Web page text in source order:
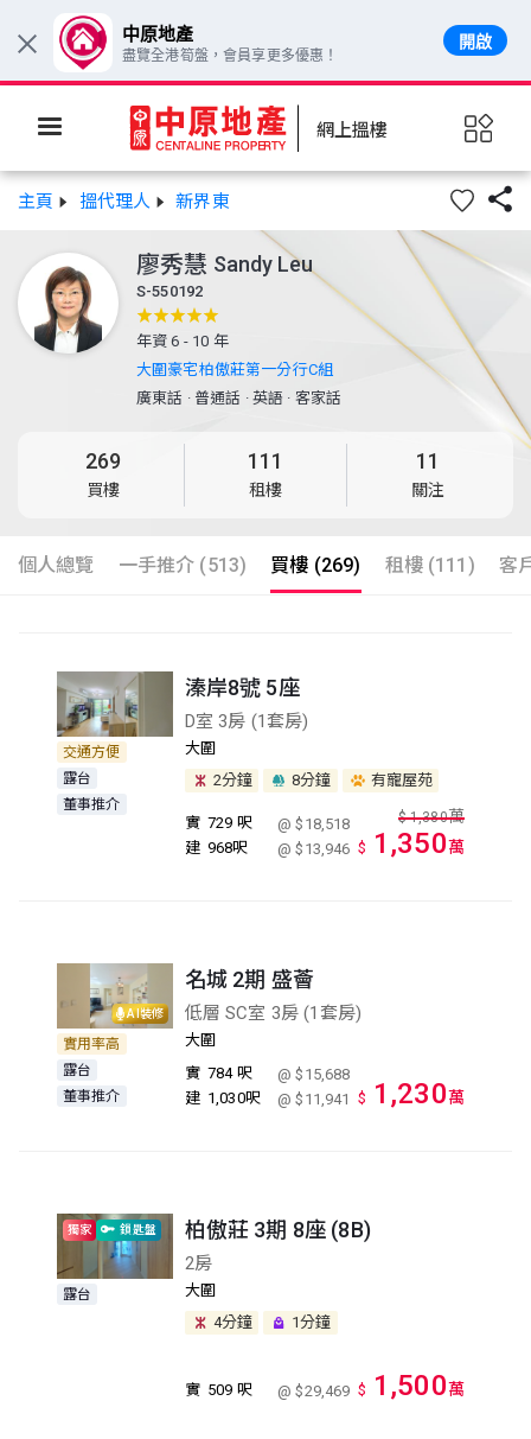
網上搵樓
主頁 搵代理人 新界東 
廖秀慧 Sandy Leu
S-550192
年資 6 - 10 年
大圍豪宅柏傲莊第一分行C組
廣東話 ·普通話 ·英語 · 客家話
269
買樓
111
租樓
11
關注
個人總覽 一手推介 (513) 買樓 (269) 租樓 (111) 客
交通方便
露台
董事推介
溱岸8號 5座
D室 3房 (1套房)
大圍
2分鐘
8分鐘 有寵屋苑
實 729 呎
@ $18,518
建 968呎 @ $13,946
$ 1,380萬
$ 1,350萬
AI裝修
實用率高
露台
董事推介
名城 2期 盛薈
低層 SC室 3房 (1套房)
大圍
實 784 呎
@ $15,688
建 1,030呎 @ $11,941 $ 1,230萬
獨家 鎖匙盤
露台
柏傲莊 3期 8座 (8B)
2房
大圍
4分鐘
1分鐘
實 509 呎 @ $29,469 $ 1,500萬
× 中原地產
盡覽全港筍盤，會員享更多優惠！
開啟